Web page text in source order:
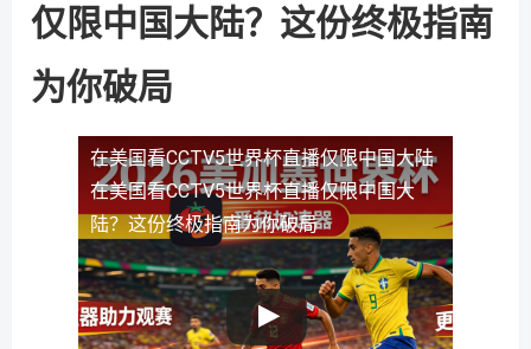
仅限中国大陆？这份终极指南
为你破局
在美国看CCTV5世界杯直播仅限中国大陆
在美国看CCTV5世界杯直播仅限中国大
陆？这份终极指南为你破局